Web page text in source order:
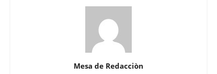
Mesa de Redacciòn